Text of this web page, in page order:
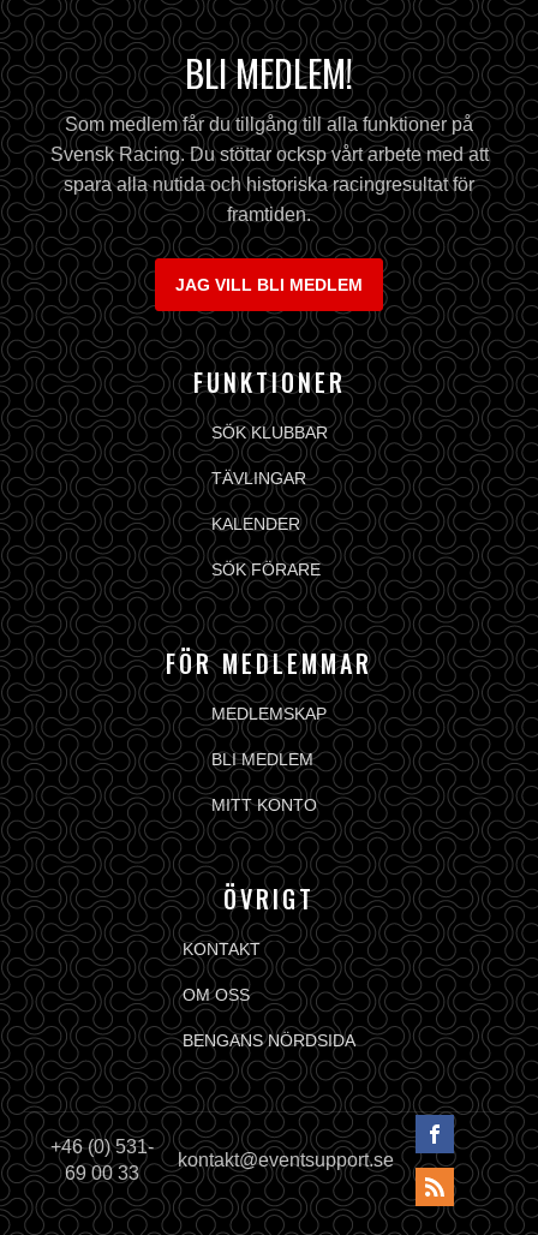
BLI MEDLEM!
Som medlem får du tillgång till alla funktioner på
Svensk Racing. Du stöttar ocksp vårt arbete med att
spara alla nutida och historiska racingresultat för
framtiden.
JAG VILL BLI MEDLEM
FUNKTIONER
SÖK KLUBBAR
TÄVLINGAR
KALENDER
SÖK FÖRARE
FÖR MEDLEMMAR
MEDLEMSKAP
BLI MEDLEM
MITT KONTO
ÖVRIGT
KONTAKT
OM OSS
BENGANS NÖRDSIDA
+46 (0) 531-
69 00 33
kontakt@eventsupport.se